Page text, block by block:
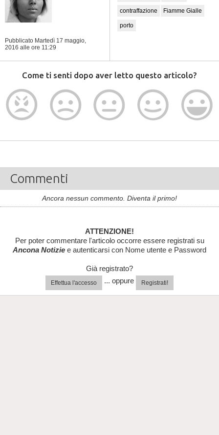
Pubblicato Martedì 17 maggio,
2016 alle ore 11:29
contraffazione Fiamme Gialle
porto
Come ti senti dopo aver letto questo articolo?
Commenti
Ancora nessun commento. Diventa il primo!
ATTENZIONE!
Per poter commentare l'articolo occorre essere registrati su
Ancona Notizie e autenticarsi con Nome utente e Password
Già registrato?
Effettua l'accesso ... oppure Registrati!